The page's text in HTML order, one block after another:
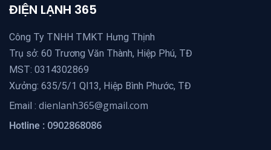
ĐIỆN LẠNH 365
Công Ty TNHH TMKT Hưng Thịnh
Trụ sở: 60 Trương Văn Thành, Hiệp Phú, TĐ
MST: 0314302869
Xưởng: 635/5/1 Ql13, Hiệp Bình Phước, TĐ
Email : dienlanh365@gmail.com
Hotline : 0902868086